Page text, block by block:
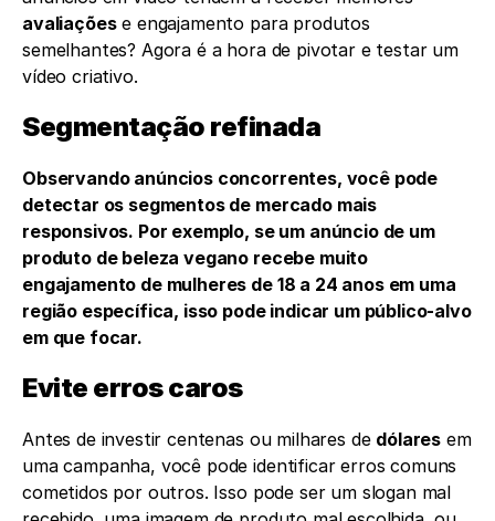
avaliações e engajamento para produtos
semelhantes? Agora é a hora de pivotar e testar um
vídeo criativo.
Segmentação refinada
Observando anúncios concorrentes, você pode
detectar os segmentos de mercado mais
responsivos. Por exemplo, se um anúncio de um
produto de beleza vegano recebe muito
engajamento de mulheres de 18 a 24 anos em uma
região específica, isso pode indicar um público-alvo
em que focar.
Evite erros caros
Antes de investir centenas ou milhares de dólares em
uma campanha, você pode identificar erros comuns
cometidos por outros. Isso pode ser um slogan mal